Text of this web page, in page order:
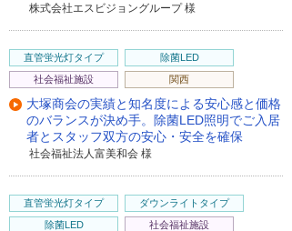
株式会社エスビジョングループ 様
直管蛍光灯タイプ
除菌LED
社会福祉施設
関西
大塚商会の実績と知名度による安心感と価格
のバランスが決め手。除菌LED照明でご入居
者とスタッフ双方の安心・安全を確保
社会福祉法人富美和会 様
直管蛍光灯タイプ
ダウンライトタイプ
除菌LED
社会福祉施設